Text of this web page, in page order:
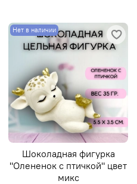
Нет в наличии
Шоколадная фигурка
"Олененок с птичкой" цвет
микс